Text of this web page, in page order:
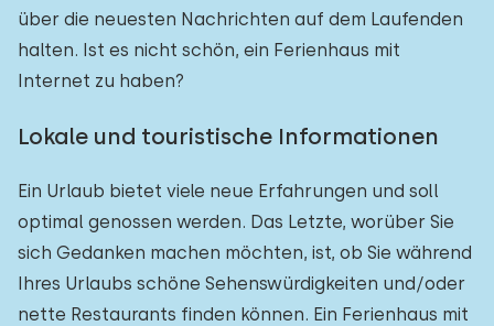
über die neuesten Nachrichten auf dem Laufenden
halten. Ist es nicht schön, ein Ferienhaus mit
Internet zu haben?
Lokale und touristische Informationen
Ein Urlaub bietet viele neue Erfahrungen und soll
optimal genossen werden. Das Letzte, worüber Sie
sich Gedanken machen möchten, ist, ob Sie während
Ihres Urlaubs schöne Sehenswürdigkeiten und/oder
nette Restaurants finden können. Ein Ferienhaus mit